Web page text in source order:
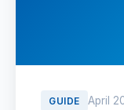
GUIDE April